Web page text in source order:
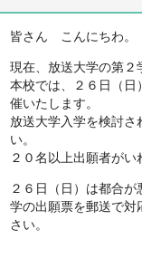
皆さん こんにちわ。
現在、放送大学の第２
本校では、２６日（日
催いたします。
放送大学入学を検討さ
い。
２０名以上出願者がい
２６日（日）は都合
学の出願票を郵送で対
さい。